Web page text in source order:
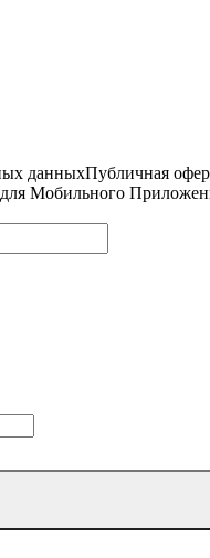
данныхПубличная
Мобильного